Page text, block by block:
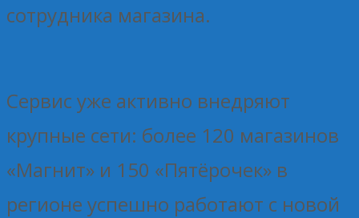
сотрудника магазина.
Сервис уже активно внедряют
крупные сети: более 120 магазинов
«Магнит» и 150 «Пятёрочек» в
регионе успешно работают с новой